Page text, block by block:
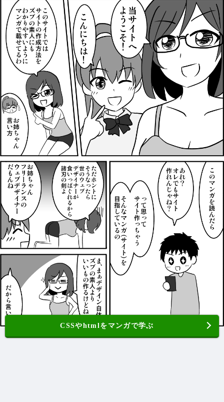
CSSやhtmlをマンガで学ぶ